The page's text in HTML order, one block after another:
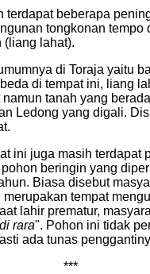
terdapat beberapa
tongkonan tempo
(liang lahat).
di Toraja yaitu
di tempat ini, liang
tanah yang
Ledong yang digali.
ini juga masih terdapat
beringin yang
Biasa disebut
merupakan tempat
lahir prematur,
rara". Pohon ini tidak
ada tunas
***